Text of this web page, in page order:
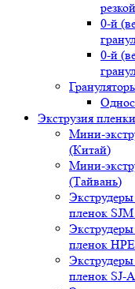
0-й
0-й
Экструзия пленки
Мини-
(Китай)
Мини-
(Тайвань)
пленок
пленок
пленок SJ-